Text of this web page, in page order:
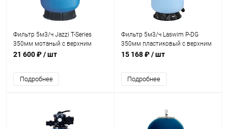
Фильтр 5м3/ч Jazzi T-Series
350мм мотаный c верхним
вентилем 1 1/2" (040114)
21 600 ₽/ шт
Подробнее
Фильтр 5м3/ч Laswim P-DG
350мм пластиковый с верхним
вентилем 1 1/2" (P-DG350)
15 168 ₽/ шт
Подробнее